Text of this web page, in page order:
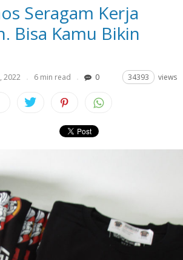
Seragam Kerja
Bisa Kamu Bikin
2022 6 min read 0 34393 views